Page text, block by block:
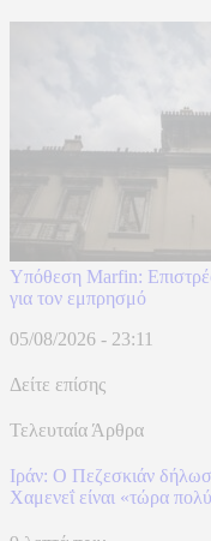
Υπόθεση Marfin:
για τον εμπρησμό
05/08/2026 - 23:11
Δείτε επίσης
Τελευταία Άρθρα
Ιράν: Ο Πεζεσκιάν
Χαμενεΐ είναι «τώρα